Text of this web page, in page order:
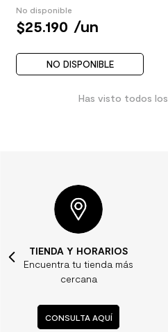
No disponible
$25.190 /un
NO DISPONIBLE
Has visto todos los
TIENDA Y HORARIOS
Encuentra tu tienda más
cercana
CONSULTA AQUÍ